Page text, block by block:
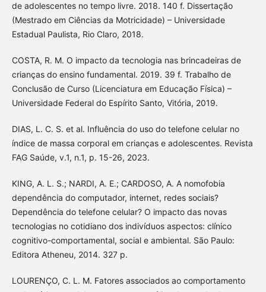
de adolescentes no tempo livre. 2018. 140 f. Dissertação
(Mestrado em Ciências da Motricidade) – Universidade
Estadual Paulista, Rio Claro, 2018.
COSTA, R. M. O impacto da tecnologia nas brincadeiras de
crianças do ensino fundamental. 2019. 39 f. Trabalho de
Conclusão de Curso (Licenciatura em Educação Física) –
Universidade Federal do Espírito Santo, Vitória, 2019.
DIAS, L. C. S. et al. Influência do uso do telefone celular no
índice de massa corporal em crianças e adolescentes. Revista
FAG Saúde, v.1, n.1, p. 15-26, 2023.
KING, A. L. S.; NARDI, A. E.; CARDOSO, A. A nomofobia
dependência do computador, internet, redes sociais?
Dependência do telefone celular? O impacto das novas
tecnologias no cotidiano dos indivíduos aspectos: clínico
cognitivo-comportamental, social e ambiental. São Paulo:
Editora Atheneu, 2014. 327 p.
LOURENÇO, C. L. M. Fatores associados ao comportamento